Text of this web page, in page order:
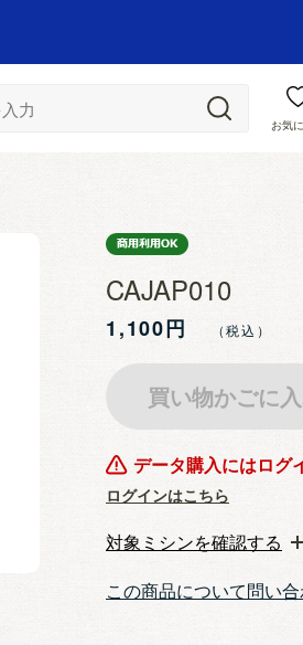
お気
CAJAP010
1,100円
データ購入にはログ
買い物かごに
ログインはこちら
対象ミシンを確認する
この商品について問い